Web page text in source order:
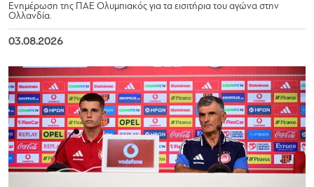
Ενημέρωση της ΠΑΕ Ολυμπιακός για τα εισιτήρια του αγώνα στην
Ολλανδία.
03.08.2026